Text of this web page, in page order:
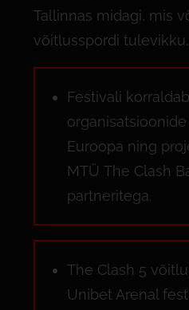
Tallinnas midagi, mis
võitlusspordi tulevikku.
Festivali
Euroopa ning
MTÜ The Clash
partneritega.
The Clash 5
Unibet Arenal